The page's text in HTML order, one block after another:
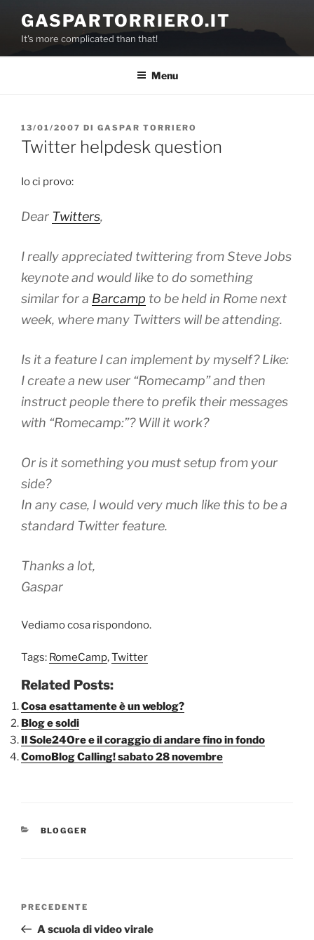
contenuto
GASPARTORRIERO.IT
It's more complicated than that!
Menu
PUBBLICATO
IL
13/01/2007 DI GASPAR TORRIERO
Twitter helpdesk question
Io ci provo:
Dear Twitters,
I really appreciated twittering from Steve Jobs
keynote and would like to do something
similar for a Barcamp to be held in Rome next
week, where many Twitters will be attending.
Is it a feature I can implement by myself? Like:
I create a new user “Romecamp” and then
instruct people there to prefik their messages
with “Romecamp:”? Will it work?
Or is it something you must setup from your
side?
In any case, I would very much like this to be a
standard Twitter feature.
Thanks a lot,
Gaspar
Vediamo cosa rispondono.
Tags: RomeCamp,Twitter
Related Posts:
Cosa esattamente è un weblog?
Blog e soldi
Il Sole24Ore e il coraggio di andare fino in fondo
ComoBlog Calling! sabato 28 novembre
CATEGORIE
BLOGGER
Articolo
precedente:
PRECEDENTE
A scuola di video virale